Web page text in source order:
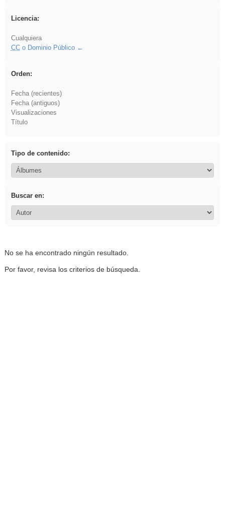
Licencia:
Cualquiera
CCo Dominio Público
Orden:
Fecha (recientes)
Fecha (antiguos)
Visualizaciones
Título
Tipo de contenido:
Buscar en:
No se ha encontrado ningún resultado.
Por favor, revisa los criterios de búsqueda.